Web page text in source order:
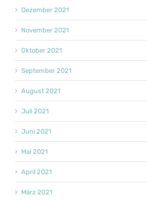
Dezember 2021
November 2021
Oktober 2021
September 2021
August 2021
Juli 2021
Juni 2021
Mai 2021
April 2021
März 2021